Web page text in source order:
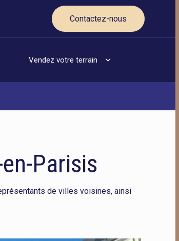
Contactez-nous
Vendez votre terrain
Parisis
de villes voisines, ainsi